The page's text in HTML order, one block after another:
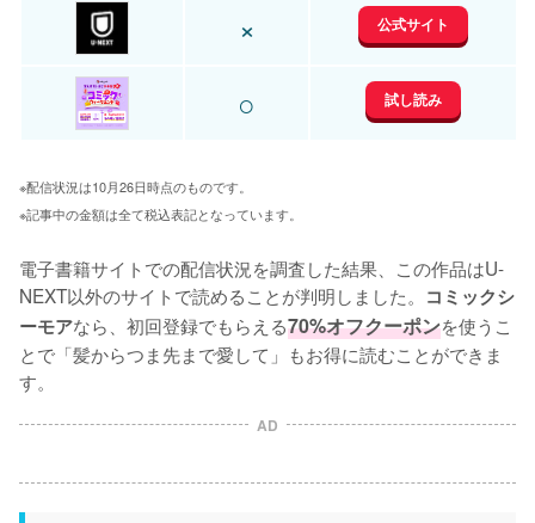
× 公式サイト
○ 試し読み
※配信状況は10月26日時点のものです。
※記事中の金額は全て税込表記となっています。
電子書籍サイトでの配信状況を調査した結果、この作品はU-
NEXT以外のサイトで読めることが判明しました。 コミックシ
ーモアなら、初回登録でもらえる70%オフクーポンを使うこ
とで「髪からつま先まで愛して」もお得に読むことができま
す。
AD